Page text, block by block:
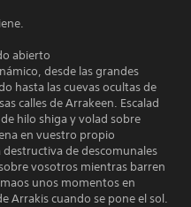
abierto
desde las grandes
hasta las cuevas ocultas de
calles de Arrakeen. Escalad
hilo shiga y volad sobre
en vuestro propio
de descomunales
vosotros mientras barren
unos momentos en
Arrakis cuando se pone el sol.